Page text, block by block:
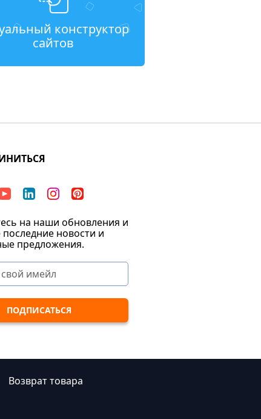
конструктор
сайтов
на наши обновления и
последние новости и
предложения.
Возврат товара